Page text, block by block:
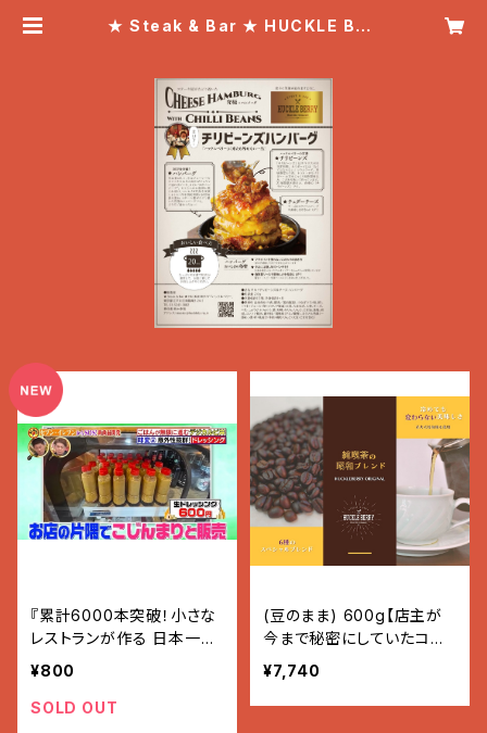
★ Steak & Bar ★ HUCKLE BER
『累計6000本突破！小さな
レストランが作る 日本一
の”ドレッシング”』
¥800
SOLD OUT
(豆のまま) 600g【店主が
今まで秘密にしていたコー
ヒー】
¥7,740